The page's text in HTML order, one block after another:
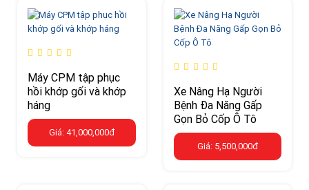
Máy CPM tập phục
hồi khớp gối và khớp
háng
Giá: 41,000,000đ
Xe Nâng Hạ Người
Bệnh Đa Năng Gấp
Gọn Bỏ Cốp Ô Tô
Giá: 5,500,000đ